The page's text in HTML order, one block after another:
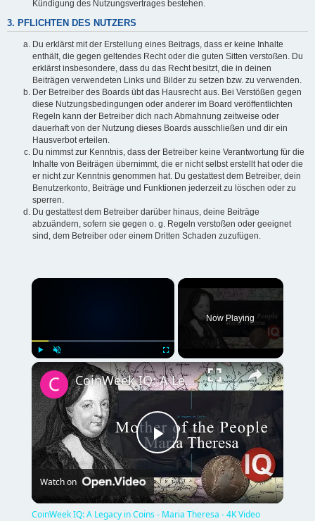
Kündigung des Nutzungsvertrages bestehen.
3. PFLICHTEN DES NUTZERS
Du erklärst mit der Erstellung eines Beitrags, dass er keine Inhalte
enthält, die gegen geltendes Recht oder die guten Sitten verstoßen. Du
erklärst insbesondere, dass du das Recht besitzt, die in deinen
Beiträgen verwendeten Links und Bilder zu setzen bzw. zu verwenden.
Der Betreiber des Boards übt das Hausrecht aus. Bei Verstößen gegen
diese Nutzungsbedingungen oder anderer im Board veröffentlichten
Regeln kann der Betreiber dich nach Abmahnung zeitweise oder
dauerhaft von der Nutzung dieses Boards ausschließen und dir ein
Hausverbot erteilen.
Du nimmst zur Kenntnis, dass der Betreiber keine Verantwortung für die
Inhalte von Beiträgen übernimmt, die er nicht selbst erstellt hat oder die
er nicht zur Kenntnis genommen hat. Du gestattest dem Betreiber, dein
Benutzerkonto, Beiträge und Funktionen jederzeit zu löschen oder zu
sperren.
Du gestattest dem Betreiber darüber hinaus, deine Beiträge
abzuändern, sofern sie gegen o. g. Regeln verstoßen oder geeignet
sind, dem Betreiber oder einem Dritten Schaden zuzufügen.
×
Fullscreen
Now Playing
×
P
l
CoinWeek IQ: A Legacy in Coins - Maria Theresa - 4K Video
Watch on
CoinWeek IQ: A Legacy in Coins - Maria Theresa - 4K Video